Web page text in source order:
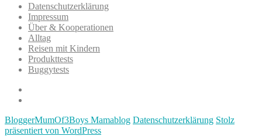
Datenschutzerklärung
Impressum
Über & Kooperationen
Alltag
Reisen mit Kindern
Produkttests
Buggytests
BloggerMumOf3Boys Mamablog Datenschutzerklärung Stolz
präsentiert von WordPress